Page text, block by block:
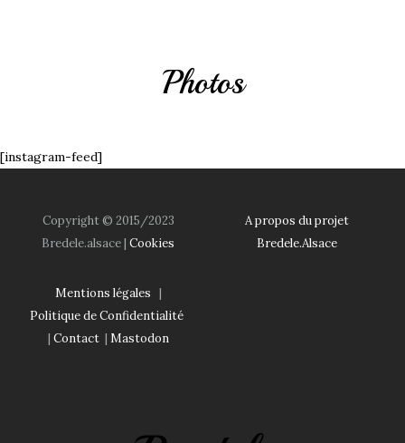
Photos
[instagram-feed]
Copyright © 2015/2023
Bredele.alsace | Cookies
A propos du projet
Bredele.Alsace
Mentions légales |
Politique de Confidentialité
| Contact| Mastodon